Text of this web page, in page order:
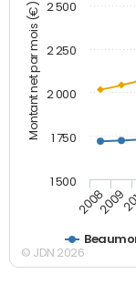
Montant net par mois (€)
20082009
1 500
1 750
2 000
2 250
2 500
© JDN 2026